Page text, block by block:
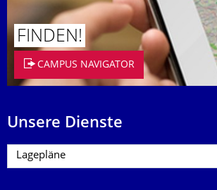
FINDEN!
CAMPUS NAVIGATOR
Unsere Dienste